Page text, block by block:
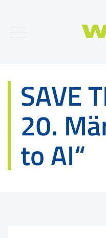
SAVE
20.
to AI“